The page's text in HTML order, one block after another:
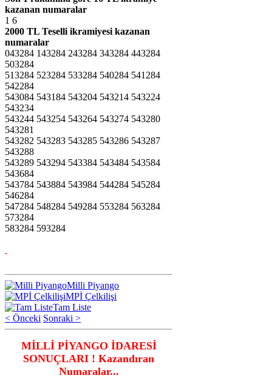
kazanan numaralar
1 6
2000 TL Teselli ikramiyesi kazanan
numaralar
043284 143284 243284 343284 443284
503284
513284 523284 533284 540284 541284
542284
543084 543184 543204 543214 543224
543234
543244 543254 543264 543274 543280
543281
543282 543283 543285 543286 543287
543288
543289 543294 543384 543484 543584
543684
543784 543884 543984 544284 545284
546284
547284 548284 549284 553284 563284
573284
583284 593284
Milli Piyango
MPİ Çelkilişi
Tam Liste
< Önceki Sonraki >
MİLLİ PİYANGO İDARESİ
SONUÇLARI ! Kazandıran
Numaralar...